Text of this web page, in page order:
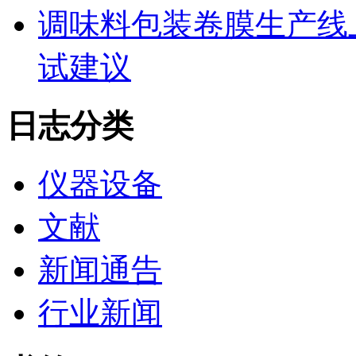
调味料包装卷膜生产
试建议
日志分类
仪器设备
文献
新闻通告
行业新闻